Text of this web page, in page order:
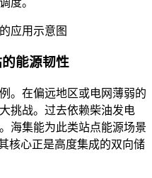
能源韧性
。在偏远地区或电网薄弱的
挑战。过去依赖柴油发电
海集能为此类站点能源场景
核心正是高度集成的双向储